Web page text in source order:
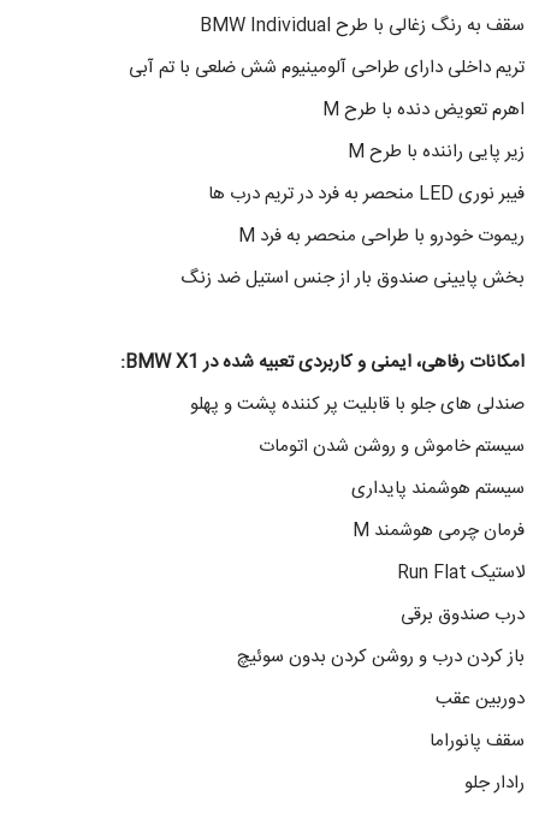
سقف به رنگ زغالی با طرح BMW Individual
تریم داخلی دارای طراحی آلومینیوم شش ضلعی با تم آبی
اهرم تعویض دنده با طرح M
زیر پایی راننده با طرح M
فیبر نوری LED منحصر به فرد در تریم درب ها
ریموت خودرو با طراحی منحصر به فرد M
بخش پایینی صندوق بار از جنس استیل ضد زنگ
امکانات رفاهی، ایمنی و کاربردی تعبیه شده در BMW X1:
صندلی های جلو با قابلیت پر کننده پشت و پهلو
سیستم خاموش و روشن شدن اتومات
سیستم هوشمند پایداری
فرمان چرمی هوشمند M
لاستیک Run Flat
درب صندوق برقی
باز کردن درب و روشن کردن بدون سوئیچ
دوربین عقب
سقف پانوراما
رادار جلو